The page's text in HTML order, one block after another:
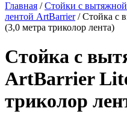
Главная /Стойки с
лентой ArtBarrier/Стойка с
(3,0 метра триколор лента)
Стойка с
ArtBarrier
триколор